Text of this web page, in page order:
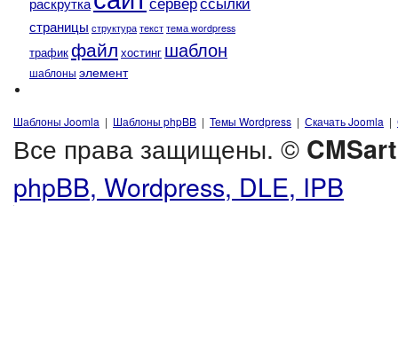
страницы структура текст тема wordpress
трафикфайл хостинг шаблон
шаблоны элемент
Шаблоны Joomla | Шаблоны phpBB | Темы Wordpress | Скачать Joomla |
Все права защищены. © CMSart
phpBB, Wordpress, DLE, IPB